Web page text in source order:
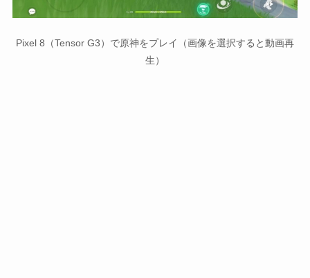
Pixel 8（Tensor G3）で原神をプレイ（画像を選択すると動画再
生）